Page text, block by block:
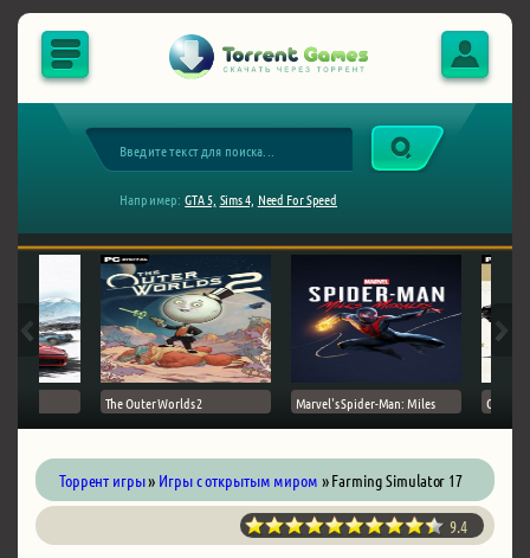
Например: GTA 5, Sims 4, Need For Speed
The Outer Worlds 2 Marvel's Spider-Man: Miles Ghost
Торрент игры» Игры с открытым миром » Farming Simulator 17
9.4